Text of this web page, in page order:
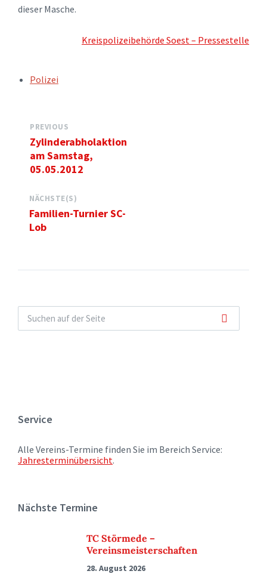
dieser Masche.
Kreispolizeibehörde Soest – Pressestelle
TAGS:Polizei
PREVIOUS
Zylinderabholaktion
am Samstag,
05.05.2012
NÄCHSTE(S)
Familien-Turnier SC-
Lob
Service
Alle Vereins-Termine finden Sie im Bereich Service:
Jahresterminübersicht.
Nächste Termine
TC Störmede –
Vereinsmeisterschaften
28. August 2026